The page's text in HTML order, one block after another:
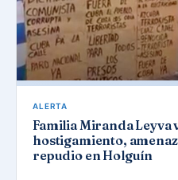
ALERTA
Familia Miranda Leyva
hostigamiento,
repudio en Holguín